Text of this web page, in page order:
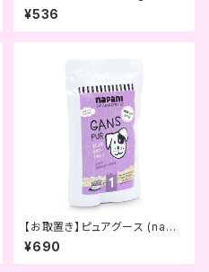
のみのり)
¥536
【お取置き】ピュアグース (napa
ni)
¥690